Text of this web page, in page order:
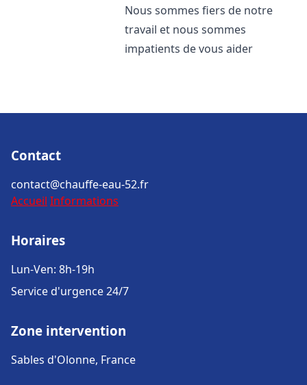
Nous sommes fiers de notre
travail et nous sommes
impatients de vous aider
Contact
contact@chauffe-eau-52.fr
Accueil Informations
Horaires
Lun-Ven: 8h-19h
Service d'urgence 24/7
Zone intervention
Sables d'Olonne, France